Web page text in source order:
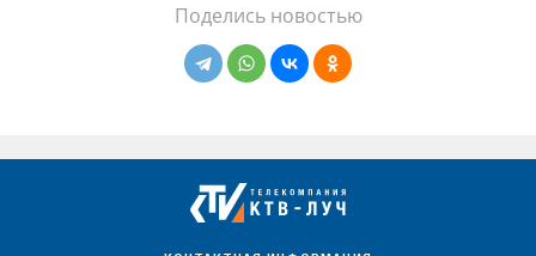
Поделись новостью